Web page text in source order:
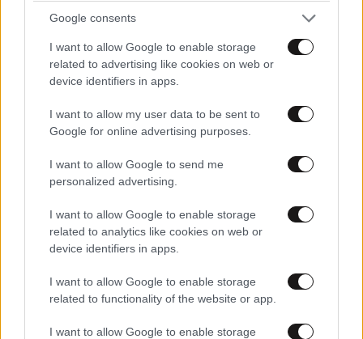
Google consents
I want to allow Google to enable storage
related to advertising like cookies on web or
device identifiers in apps.
I want to allow my user data to be sent to
Google for online advertising purposes.
I want to allow Google to send me
personalized advertising.
I want to allow Google to enable storage
related to analytics like cookies on web or
device identifiers in apps.
I want to allow Google to enable storage
related to functionality of the website or app.
I want to allow Google to enable storage
09·08·2026 08:12
Ο κρίσιμος ελιγμός του οδηγού – Παρεμένουν
στο 401 ΣΝ οι δύο αστυνομικοί της ομάδας